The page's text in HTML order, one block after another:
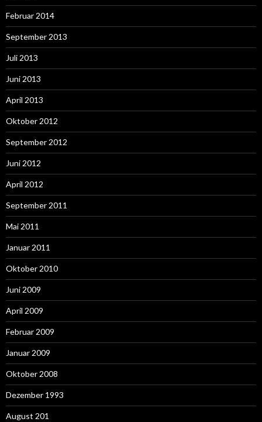
Februar 2014
September 2013
Juli 2013
Juni 2013
April 2013
Oktober 2012
September 2012
Juni 2012
April 2012
September 2011
Mai 2011
Januar 2011
Oktober 2010
Juni 2009
April 2009
Februar 2009
Januar 2009
Oktober 2008
Dezember 1993
August 201